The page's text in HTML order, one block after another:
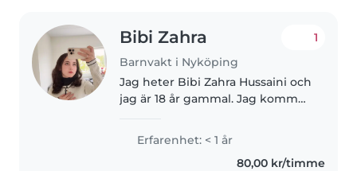
Bibi Zahra
Barnvakt i Nyköping
1
Jag heter Bibi Zahra Hussaini och
jag är 18 år gammal. Jag kommer
Persiska och Dari. Jag är student
nu men jag vill samtidigt jobba
Erfarenhet: < 1 år
80,00 kr/timme